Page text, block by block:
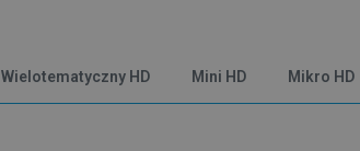
Wielotematyczny HD Mini HD Mikro HD